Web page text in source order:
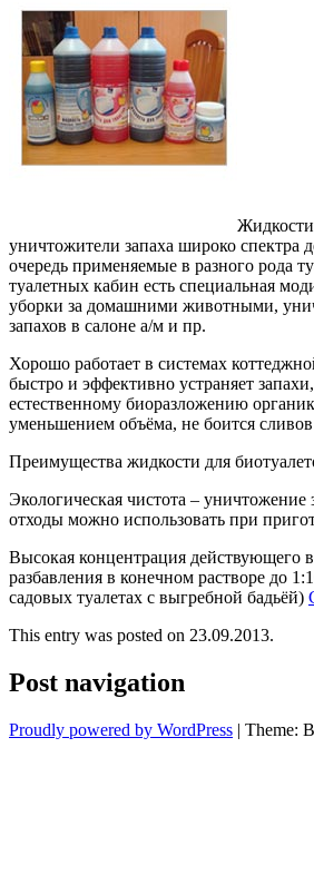
уничтожители запаха широко спектра
очередь применяемые в разного рода
туалетных кабин есть специальная
уборки за домашними животными,
запахов в салоне а/м и пр.
Хорошо работает в системах
быстро и эффективно устраняет
естественному биоразложению
уменьшением объёма, не боится
Преимущества жидкости для
Экологическая чистота – уничтожение
отходы можно использовать при
Высокая концентрация действующего
разбавления в конечном растворе до
садовых туалетах с выгребной бадьёй)
This entry was posted on 23.09.2013.
Post navigation
Proudly powered by WordPress | Theme: